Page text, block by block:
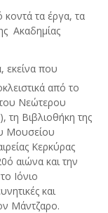
κοντά τα έργα, τα
Ακαδημίας
εκείνα που
από το
Νεώτερου
τη Βιβλιοθήκη της
Μουσείου
Κερκύρας
αιώνα και την
Ιόνιο
και
Μάντζαρο.